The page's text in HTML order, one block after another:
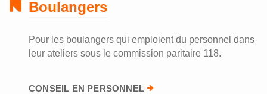
Boulangers
Pour les boulangers qui emploient du personnel dans
leur ateliers sous le commission paritaire 118.
CONSEIL EN PERSONNEL